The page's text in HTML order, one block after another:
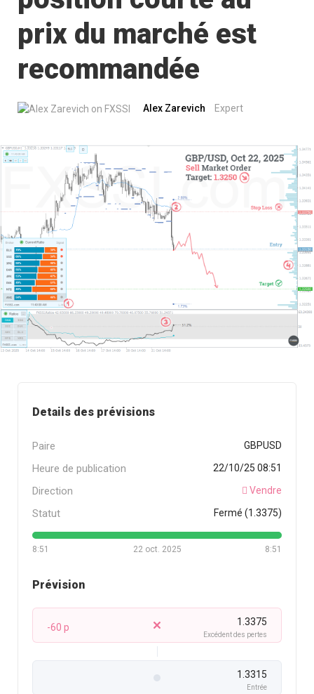
prix du marché est
recommandée
Alex Zarevich Expert
Details des prévisions
Paire GBPUSD
Heure de publication 22/10/25 08:51
Direction Vendre
Statut Fermé (1.3375)
8:51 8:51
22 oct. 2025
Prévision
-60 p 1.3375
Excédent des pertes
1.3315
Entrée